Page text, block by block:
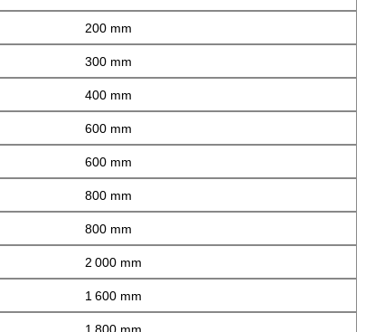
200 mm
300 mm
400 mm
600 mm
600 mm
800 mm
800 mm
2 000 mm
1 600 mm
1 800 mm